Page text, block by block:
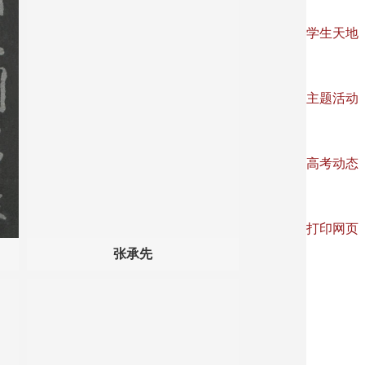
张承先
学生天地
主题活动
高考动态
打印网页